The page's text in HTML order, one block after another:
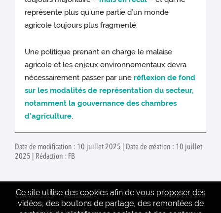
représente plus qu’une partie d’un monde
agricole toujours plus fragmenté.
Une politique prenant en charge le malaise
agricole et les enjeux environnementaux devra
nécessairement passer par une réflexion de fond
sur les modalités de représentation du secteur,
notamment la gouvernance des chambres
d’agriculture.
Date de modification : 10 juillet 2025 | Date de création : 10 juillet
2025 | Rédaction : FB
Ce site utilise des cookies afin de vous proposer des
vidéos, des boutons de partage, des remontées de
© INRAE 2022
Actualités
Contact
Crédits
www.inrae.fr